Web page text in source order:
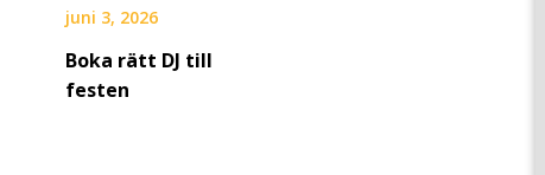
juni 3, 2026
Boka rätt DJ till
festen